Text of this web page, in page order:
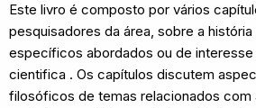
Este livro é composto por vários
pesquisadores da área, sobre a
específicos abordados ou de interesse
cientifica . Os capítulos discutem
filosóficos de temas relacionados com